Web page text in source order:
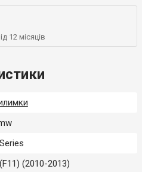
12 місяців
(2010-2013)